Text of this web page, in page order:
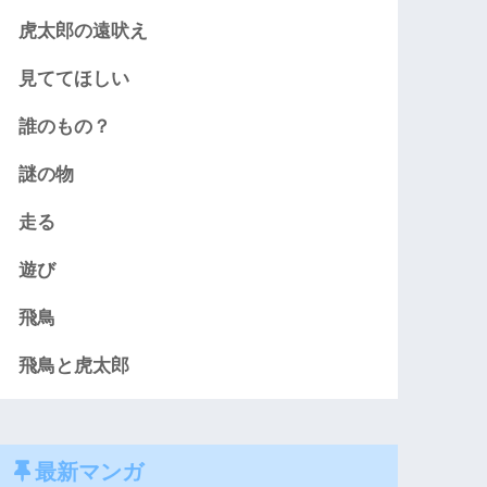
虎太郎の遠吠え
見ててほしい
誰のもの？
謎の物
走る
遊び
飛鳥
飛鳥と虎太郎
最新マンガ